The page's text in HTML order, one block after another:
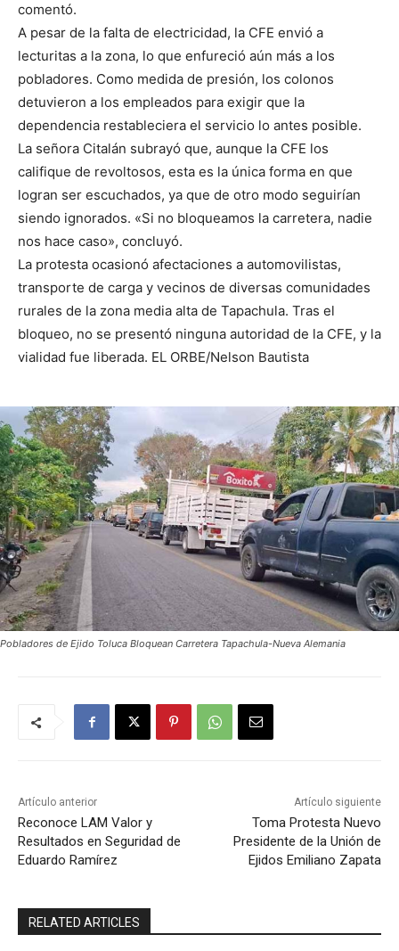
comentó.
A pesar de la falta de electricidad, la CFE envió a
lecturitas a la zona, lo que enfureció aún más a los
pobladores. Como medida de presión, los colonos
detuvieron a los empleados para exigir que la
dependencia restableciera el servicio lo antes posible.
La señora Citalán subrayó que, aunque la CFE los
califique de revoltosos, esta es la única forma en que
logran ser escuchados, ya que de otro modo seguirían
siendo ignorados. «Si no bloqueamos la carretera, nadie
nos hace caso», concluyó.
La protesta ocasionó afectaciones a automovilistas,
transporte de carga y vecinos de diversas comunidades
rurales de la zona media alta de Tapachula. Tras el
bloqueo, no se presentó ninguna autoridad de la CFE, y la
vialidad fue liberada. EL ORBE/Nelson Bautista
Pobladores de Ejido Toluca Bloquean Carretera Tapachula-Nueva Alemania
Artículo anterior
Reconoce LAM Valor y
Resultados en Seguridad de
Eduardo Ramírez
Artículo siguiente
Toma Protesta Nuevo
Presidente de la Unión de
Ejidos Emiliano Zapata
RELATED ARTICLES